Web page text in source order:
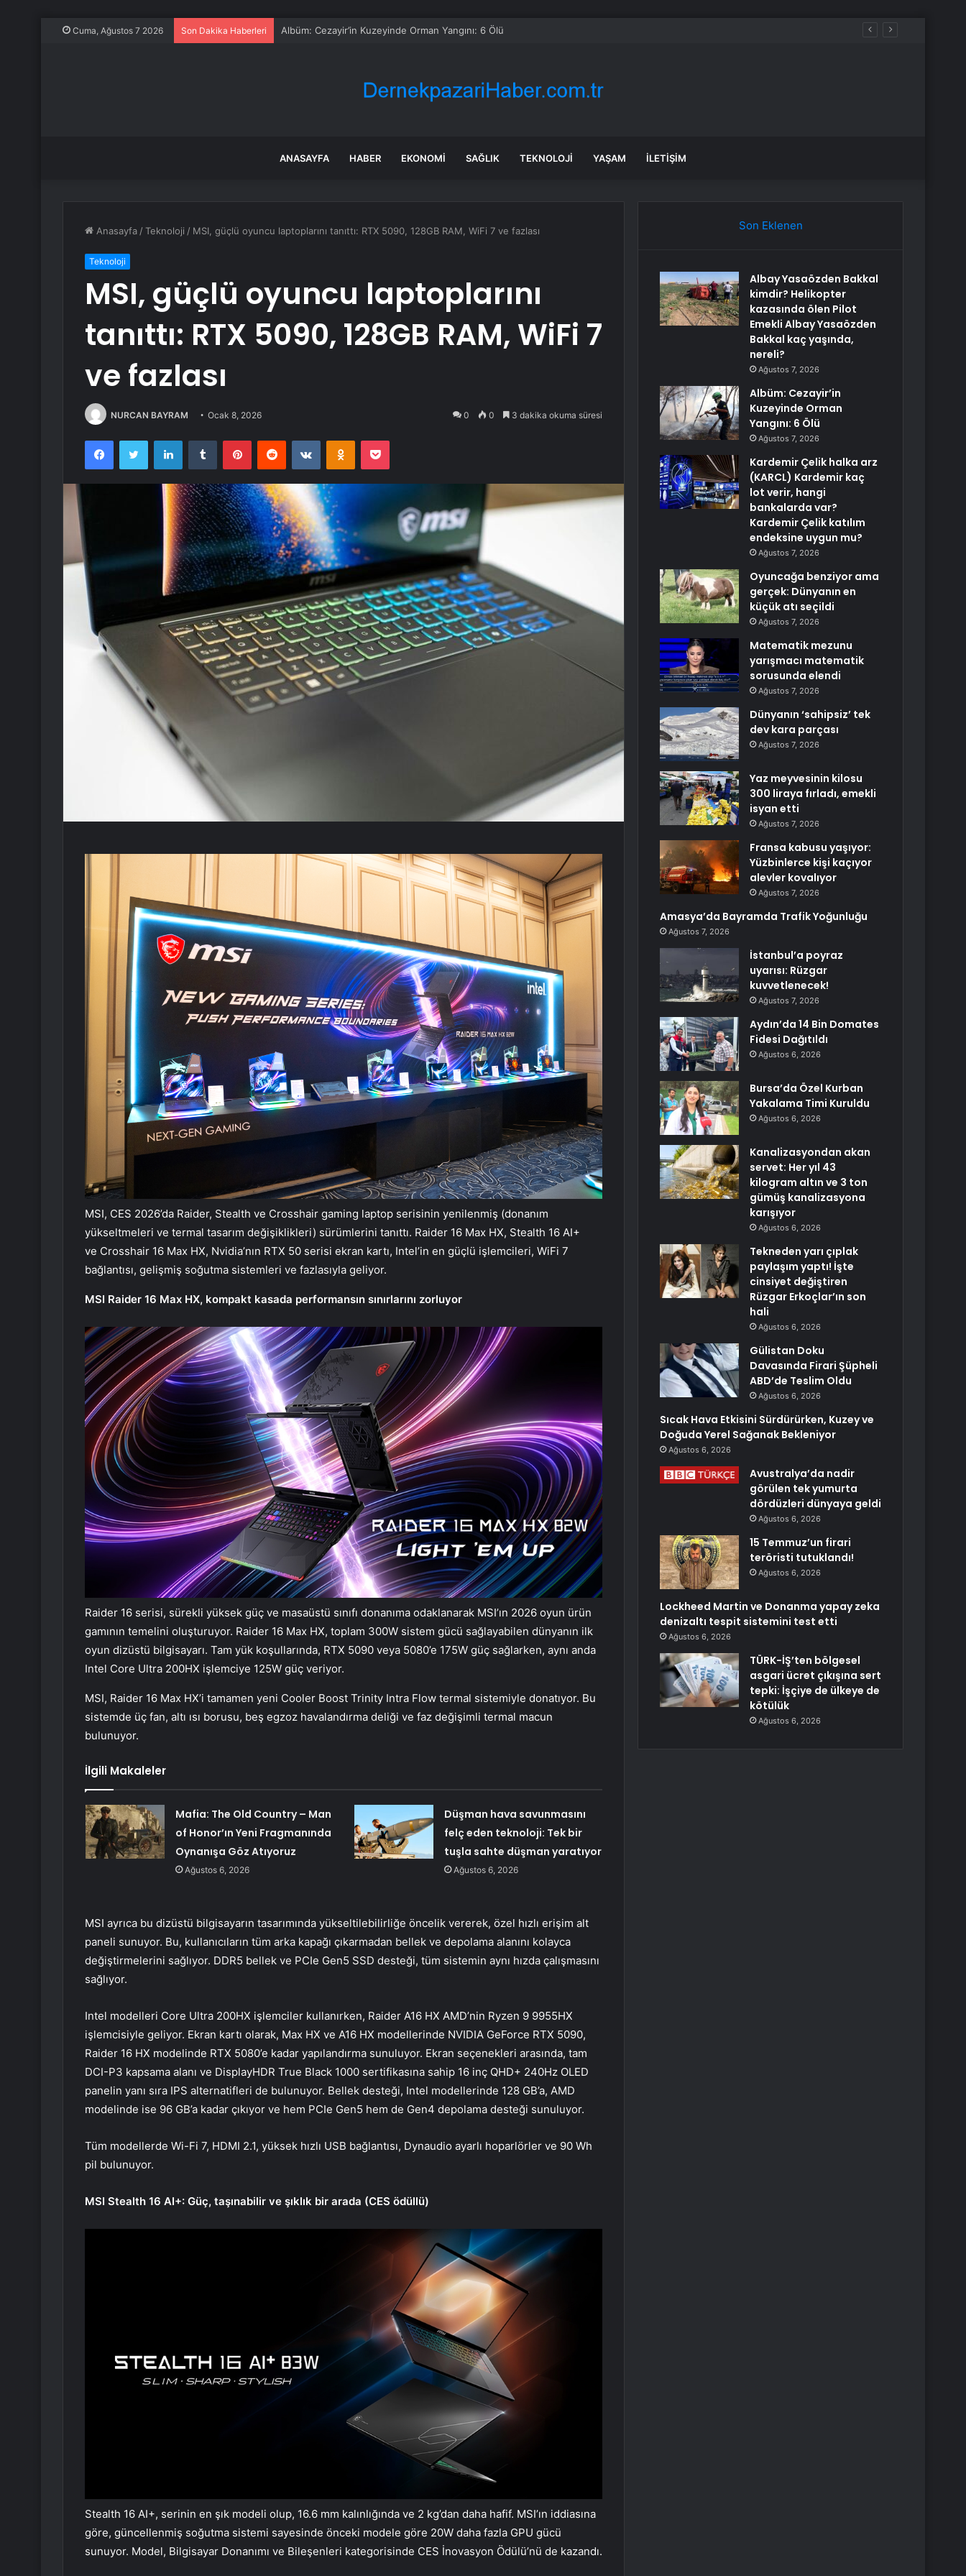
Cuma, Ağustos 7 2026 Son Dakika Haberleri Kardemir Çelik halka arz (KARCL) Kardemir kaç lot verir, hangi bankalarda var? Kardemir Çelik katılım endeksine uygun mu?
ANASAYFA HABER EKONOMI SAĞLIK TEKNOLOJI YAŞAM İLETIŞIM
Anasayfa /Teknoloji / MSI, güçlü oyuncu laptoplarını tanıttı: RTX 5090, 128GB RAM, WiFi 7 ve fazlası
Teknoloji
MSI, güçlü oyuncu laptoplarını
tanıttı: RTX 5090, 128GB RAM, WiFi 7
ve fazlası
NURCAN BAYRAM Ocak 8, 2026 0 0 3 dakika okuma süresi
FacebookTwitter LinkedInTumblr PinterestReddit VKontakteOdnoklassniki
Pocket
MSI, CES 2026’da Raider, Stealth ve Crosshair gaming laptop serisinin yenilenmiş (donanım
yükseltmeleri ve termal tasarım değişiklikleri) sürümlerini tanıttı. Raider 16 Max HX, Stealth 16 AI+
ve Crosshair 16 Max HX, Nvidia’nın RTX 50 serisi ekran kartı, Intel’in en güçlü işlemcileri, WiFi 7
bağlantısı, gelişmiş soğutma sistemleri ve fazlasıyla geliyor.
MSI Raider 16 Max HX, kompakt kasada performansın sınırlarını zorluyor
Raider 16 serisi, sürekli yüksek güç ve masaüstü sınıfı donanıma odaklanarak MSI’ın 2026 oyun ürün
gamının temelini oluşturuyor. Raider 16 Max HX, toplam 300W sistem gücü sağlayabilen dünyanın ilk
oyun dizüstü bilgisayarı. Tam yük koşullarında, RTX 5090 veya 5080’e 175W güç sağlarken, aynı anda
Intel Core Ultra 200HX işlemciye 125W güç veriyor.
MSI, Raider 16 Max HX’i tamamen yeni Cooler Boost Trinity Intra Flow termal sistemiyle donatıyor. Bu
sistemde üç fan, altı ısı borusu, beş egzoz havalandırma deliği ve faz değişimli termal macun
bulunuyor.
İlgili Makaleler
Mafia: The Old Country – Man
of Honor’ın Yeni Fragmanında
Oynanışa Göz Atıyoruz
Ağustos 6, 2026
Düşman hava savunmasını
felç eden teknoloji: Tek bir
tuşla sahte düşman yaratıyor
Ağustos 6, 2026
MSI ayrıca bu dizüstü bilgisayarın tasarımında yükseltilebilirliğe öncelik vererek, özel hızlı erişim alt
paneli sunuyor. Bu, kullanıcıların tüm arka kapağı çıkarmadan bellek ve depolama alanını kolayca
değiştirmelerini sağlıyor. DDR5 bellek ve PCIe Gen5 SSD desteği, tüm sistemin aynı hızda çalışmasını
sağlıyor.
Intel modelleri Core Ultra 200HX işlemciler kullanırken, Raider A16 HX AMD’nin Ryzen 9 9955HX
işlemcisiyle geliyor. Ekran kartı olarak, Max HX ve A16 HX modellerinde NVIDIA GeForce RTX 5090,
Raider 16 HX modelinde RTX 5080’e kadar yapılandırma sunuluyor. Ekran seçenekleri arasında, tam
DCI-P3 kapsama alanı ve DisplayHDR True Black 1000 sertifikasına sahip 16 inç QHD+ 240Hz OLED
panelin yanı sıra IPS alternatifleri de bulunuyor. Bellek desteği, Intel modellerinde 128 GB’a, AMD
modelinde ise 96 GB’a kadar çıkıyor ve hem PCIe Gen5 hem de Gen4 depolama desteği sunuluyor.
Tüm modellerde Wi-Fi 7, HDMI 2.1, yüksek hızlı USB bağlantısı, Dynaudio ayarlı hoparlörler ve 90 Wh
pil bulunuyor.
MSI Stealth 16 AI+: Güç, taşınabilir ve şıklık bir arada (CES ödüllü)
Stealth 16 AI+, serinin en şık modeli olup, 16.6 mm kalınlığında ve 2 kg’dan daha hafif. MSI’ın iddiasına
göre, güncellenmiş soğutma sistemi sayesinde önceki modele göre 20W daha fazla GPU gücü
sunuyor. Model, Bilgisayar Donanımı ve Bileşenleri kategorisinde CES İnovasyon Ödülü’nü de kazandı.
Son Eklenen
Albay Yasaözden Bakkal
kimdir? Helikopter
kazasında ölen Pilot
Emekli Albay Yasaözden
Bakkal kaç yaşında,
nereli?
Ağustos 7, 2026
Albüm: Cezayir’in
Kuzeyinde Orman
Yangını: 6 Ölü
Ağustos 7, 2026
Kardemir Çelik halka arz
(KARCL) Kardemir kaç
lot verir, hangi
bankalarda var?
Kardemir Çelik katılım
endeksine uygun mu?
Ağustos 7, 2026
Oyuncağa benziyor ama
gerçek: Dünyanın en
küçük atı seçildi
Ağustos 7, 2026
Matematik mezunu
yarışmacı matematik
sorusunda elendi
Ağustos 7, 2026
Dünyanın ‘sahipsiz’ tek
dev kara parçası
Ağustos 7, 2026
Yaz meyvesinin kilosu
300 liraya fırladı, emekli
isyan etti
Ağustos 7, 2026
Fransa kabusu yaşıyor:
Yüzbinlerce kişi kaçıyor
alevler kovalıyor
Ağustos 7, 2026
Amasya’da Bayramda Trafik Yoğunluğu
Ağustos 7, 2026
İstanbul’a poyraz
uyarısı: Rüzgar
kuvvetlenecek!
Ağustos 7, 2026
Aydın’da 14 Bin Domates
Fidesi Dağıtıldı
Ağustos 6, 2026
Bursa’da Özel Kurban
Yakalama Timi Kuruldu
Ağustos 6, 2026
Kanalizasyondan akan
servet: Her yıl 43
kilogram altın ve 3 ton
gümüş kanalizasyona
karışıyor
Ağustos 6, 2026
Tekneden yarı çıplak
paylaşım yaptı! İşte
cinsiyet değiştiren
Rüzgar Erkoçlar’ın son
hali
Ağustos 6, 2026
Gülistan Doku
Davasında Firari Şüpheli
ABD’de Teslim Oldu
Ağustos 6, 2026
Sıcak Hava Etkisini Sürdürürken, Kuzey ve
Doğuda Yerel Sağanak Bekleniyor
Ağustos 6, 2026
Avustralya’da nadir
görülen tek yumurta
dördüzleri dünyaya geldi
Ağustos 6, 2026
15 Temmuz’un firari
teröristi tutuklandı!
Ağustos 6, 2026
Lockheed Martin ve Donanma yapay zeka
denizaltı tespit sistemini test etti
Ağustos 6, 2026
TÜRK-İŞ’ten bölgesel
asgari ücret çıkışına sert
tepki: İşçiye de ülkeye de
kötülük
Ağustos 6, 2026